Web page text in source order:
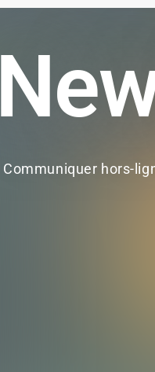
Communiquer hors-